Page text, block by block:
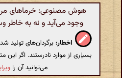
هوش مصنوعی: خرماهای
وجود می‌آید و نه به خاطر
اخطار: برگردان‌های
بسیاری از موارد نادرستند. اگر
می‌توانید آن را